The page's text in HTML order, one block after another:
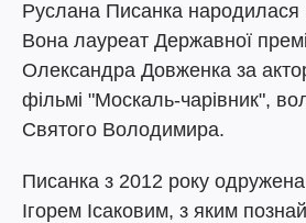
Руслана Писанка народилася
Вона лауреат Державної
Олександра Довженка за
фільмі "Москаль-чарівник",
Святого Володимира.
Писанка з 2012 року
Ігорем Ісаковим, з яким